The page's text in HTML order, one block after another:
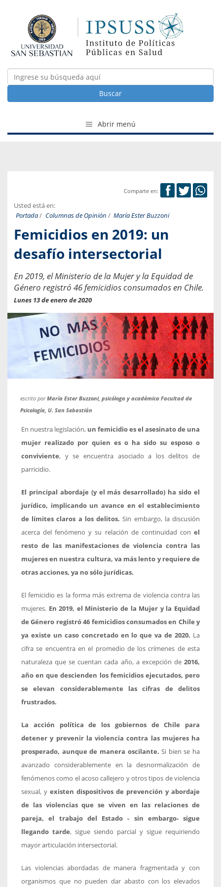
Buscar
Abrir menú
Comparte en:
Usted está en:
Portada/ Columnas de Opinión / María Ester Buzzoni
Femicidios en 2019: un
desafío intersectorial
En 2019, el Ministerio de la Mujer y la Equidad de
Género registró 46 femicidios consumados en Chile.
Lunes 13 de enero de 2020
escrito porMaría Ester Buzzoni, psicóloga y académica Facultad de
Psicología, U. San Sebastián
En nuestra legislación, un femicidio es el asesinato de una
mujer realizado por quien es o ha sido su esposo o
conviviente, y se encuentra asociado a los delitos de
parricidio.
El principal abordaje (y el más desarrollado) ha sido el
jurídico, implicando un avance en el establecimiento
de límites claros a los delitos. Sin embargo, la discusión
acerca del fenómeno y su relación de continuidad con el
resto de las manifestaciones de violencia contra las
mujeres en nuestra cultura, va más lento y requiere de
otras acciones, ya no sólo jurídicas.
El femicidio es la forma más extrema de violencia contra las
mujeres. En 2019, el Ministerio de la Mujer y la Equidad
de Género registró 46 femicidios consumados en Chile y
ya existe un caso concretado en lo que va de 2020. La
cifra se encuentra en el promedio de los crímenes de esta
naturaleza que se cuentan cada año, a excepción de2016,
año en que descienden los femicidios ejecutados, pero
se elevan considerablemente las cifras de delitos
frustrados.
La acción política de los gobiernos de Chile para
detener y prevenir la violencia contra las mujeres ha
prosperado, aunque de manera oscilante. Si bien se ha
avanzado considerablemente en la desnormalización de
fenómenos como el acoso callejero y otros tipos de violencia
sexual, y existen dispositivos de prevención y abordaje
de las violencias que se viven en las relaciones de
pareja, el trabajo del Estado - sin embargo- sigue
llegando tarde, sigue siendo parcial y sigue requiriendo
mayor articulación intersectorial.
Las violencias abordadas de manera fragmentada y con
organismos que no pueden dar abasto con los elevados